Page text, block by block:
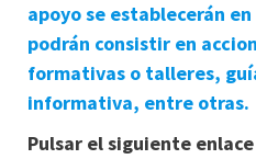
apoyo se establecerán
podrán consistir en
formativas o talleres,
informativa, entre otras.
Pulsar el siguiente